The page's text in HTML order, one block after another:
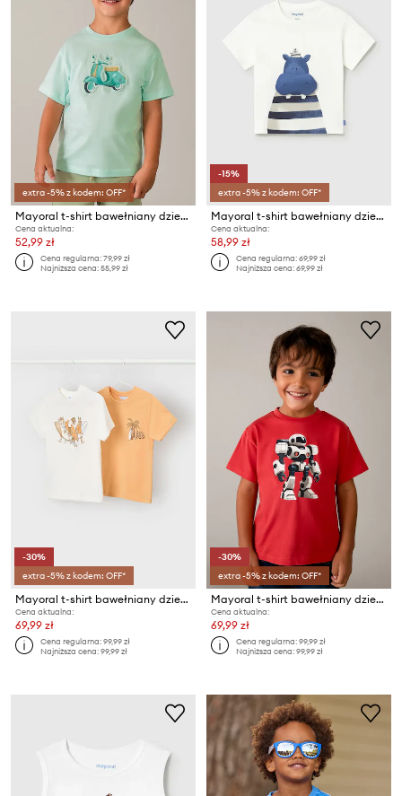
extra -5% z kodem: OFF*
Mayoral t-shirt bawełniany dziecięcy
Cena aktualna:
52,99 zł
Cena regularna:79,99 zł
Najniższa cena:55,99 zł
-15%
extra -5% z kodem: OFF*
Mayoral t-shirt bawełniany dziecięcy
Cena aktualna:
58,99 zł
Cena regularna:69,99 zł
Najniższa cena:69,99 zł
-30%
extra -5% z kodem: OFF*
Mayoral t-shirt bawełniany dziecięcy 2-pack
Cena aktualna:
69,99 zł
Cena regularna:99,99 zł
Najniższa cena:99,99 zł
-30%
extra -5% z kodem: OFF*
Mayoral t-shirt bawełniany dziecięcy 2-pack
Cena aktualna:
69,99 zł
Cena regularna:99,99 zł
Najniższa cena:99,99 zł